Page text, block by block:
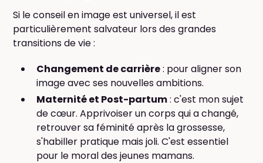
Si le conseil en image est universel, il est
particulièrement salvateur lors des grandes
transitions de vie :
Changement de carrière: pour aligner son
image avec ses nouvelles ambitions.
Maternité et Post-partum: c'est mon sujet
de cœur. Apprivoiser un corps qui a changé,
retrouver sa féminité après la grossesse,
s'habiller pratique mais joli. C'est essentiel
pour le moral des jeunes mamans.